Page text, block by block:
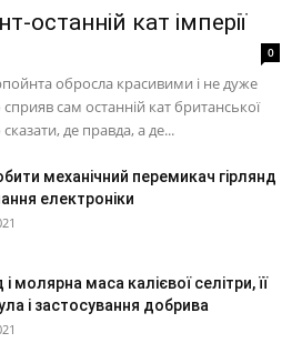
останній кат імперії
0
обросла красивими і не дуже
сам останній кат британської
де правда, а де...
механічний перемикач гірлянд
електроніки
молярна маса калієвої селітри, її
і застосування добрива